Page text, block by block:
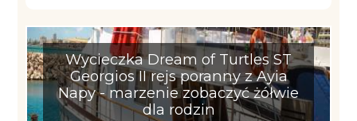
Wycieczka Dream of Turtles ST
Georgios II rejs poranny z Ayia
Napy - marzenie zobaczyć żółwie
dla rodzin